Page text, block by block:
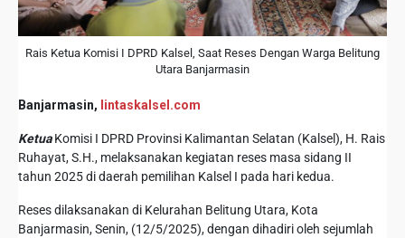
Rais Ketua Komisi I DPRD Kalsel, Saat Reses Dengan Warga Belitung
Utara Banjarmasin
Banjarmasin, lintaskalsel.com
KetuaKomisi I DPRD Provinsi Kalimantan Selatan (Kalsel), H. Rais
Ruhayat, S.H., melaksanakan kegiatan reses masa sidang II
tahun 2025 di daerah pemilihan Kalsel I pada hari kedua.
Reses dilaksanakan di Kelurahan Belitung Utara, Kota
Banjarmasin, Senin, (12/5/2025), dengan dihadiri oleh sejumlah